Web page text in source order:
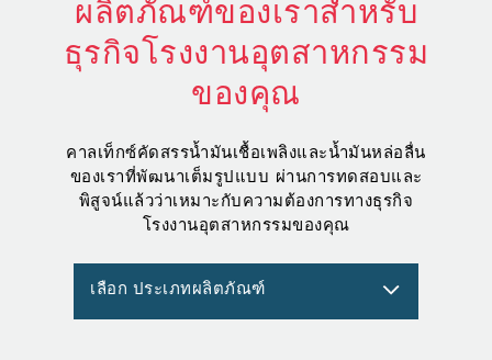
ผลิตภัณฑ์ของเราสำหรับ
ธุรกิจโรงงานอุตสาหกรรม
ของคุณ
คาลเท็กซ์คัดสรรน้ำมันเชื้อเพลิงและน้ำมันหล่อลื่น
ของเราที่พัฒนาเต็มรูปแบบ ผ่านการทดสอบและ
พิสูจน์แล้วว่าเหมาะกับความต้องการทางธุรกิจ
โรงงานอุตสาหกรรมของคุณ
เลือก ประเภทผลิตภัณฑ์